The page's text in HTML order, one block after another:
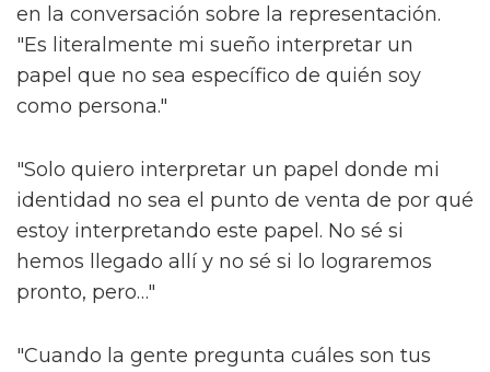
en la conversación sobre la representación.
"Es literalmente mi sueño interpretar un
papel que no sea específico de quién soy
como persona."
"Solo quiero interpretar un papel donde mi
identidad no sea el punto de venta de por qué
estoy interpretando este papel. No sé si
hemos llegado allí y no sé si lo lograremos
pronto, pero…"
"Cuando la gente pregunta cuáles son tus